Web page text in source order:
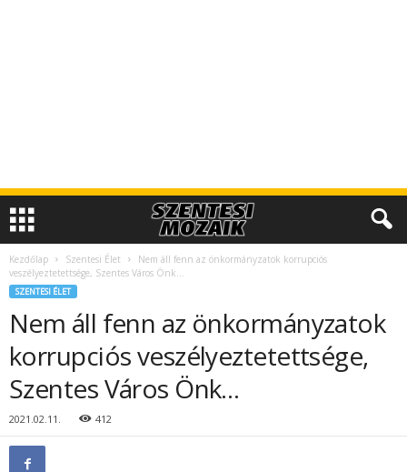
Kezdőlap Szentesi Élet
Nem áll fenn az önkormányzatok korrupciós
veszélyeztetettsége, Szentes Város Önk…
SZENTESI ÉLET
Nem áll fenn az önkormányzatok
korrupciós veszélyeztetettsége,
Szentes Város Önk…
2021.02.11. 412